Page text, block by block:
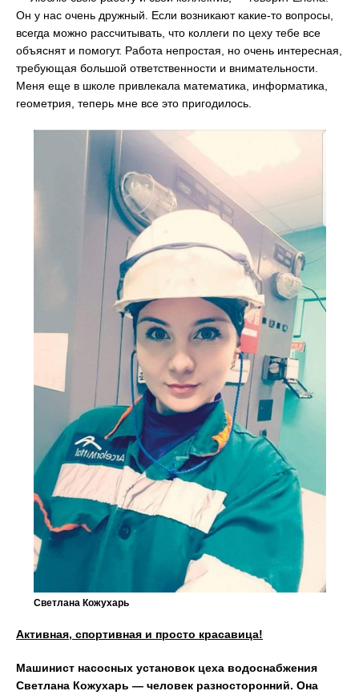
Он у нас очень дружный. Если возникают какие-то вопросы,
всегда можно рассчитывать, что коллеги по цеху тебе все
объяснят и помогут. Работа непростая, но очень интересная,
требующая большой ответственности и внимательности.
Меня еще в школе привлекала математика, информатика,
геометрия, теперь мне все это пригодилось.
Светлана Кожухарь
Активная, спортивная и просто красавица!
Машинист насосных установок цеха водоснабжения
Светлана Кожухарь — человек разносторонний. Она